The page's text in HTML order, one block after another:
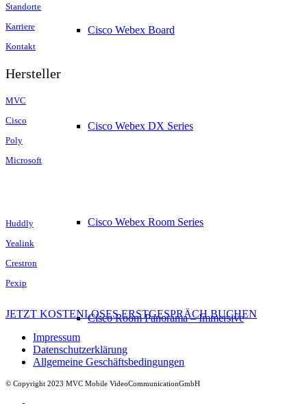
Cisco Webex Board
Cisco Webex DX Series
Cisco Webex Room Series
Cisco Room Panorama – Immersive
Standorte
Karriere
Kontakt
Hersteller
MVC
Cisco
Poly
Microsoft
Huddly
Yealink
Crestron
Pexip
JETZT KOSTENLOSES ERSTGESPRÄCH BUCHEN
Impressum
Datenschutzerklärung
Allgemeine Geschäftsbedingungen
© Copyright 2023 MVC Mobile VideoCommunicationGmbH